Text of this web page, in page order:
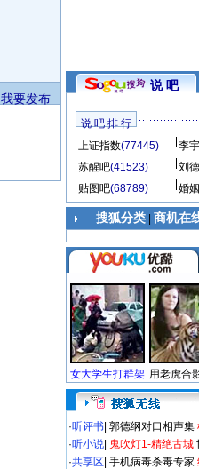
我要发布
说 吧
说 吧 排 行
上证指数(77445) 李
苏醒吧(41523) 刘
贴图吧(68789) 婚
搜狐分类| 商机在
·听评书 郭德纲对口相声集
·听小说 鬼吹灯1-精绝古城
·共享区 手机病毒杀毒专家